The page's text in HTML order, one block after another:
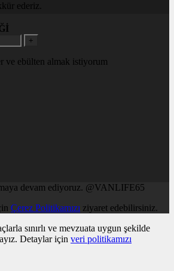
ederiz.
+
ve ebülten almak istiyorum
devam ediyoruz. @VANLIFE65
Çerez Politikamızı ziyaret edebilirsiniz.
sınırlı ve mevzuata uygun şekilde
Detaylar için veri politikamızı